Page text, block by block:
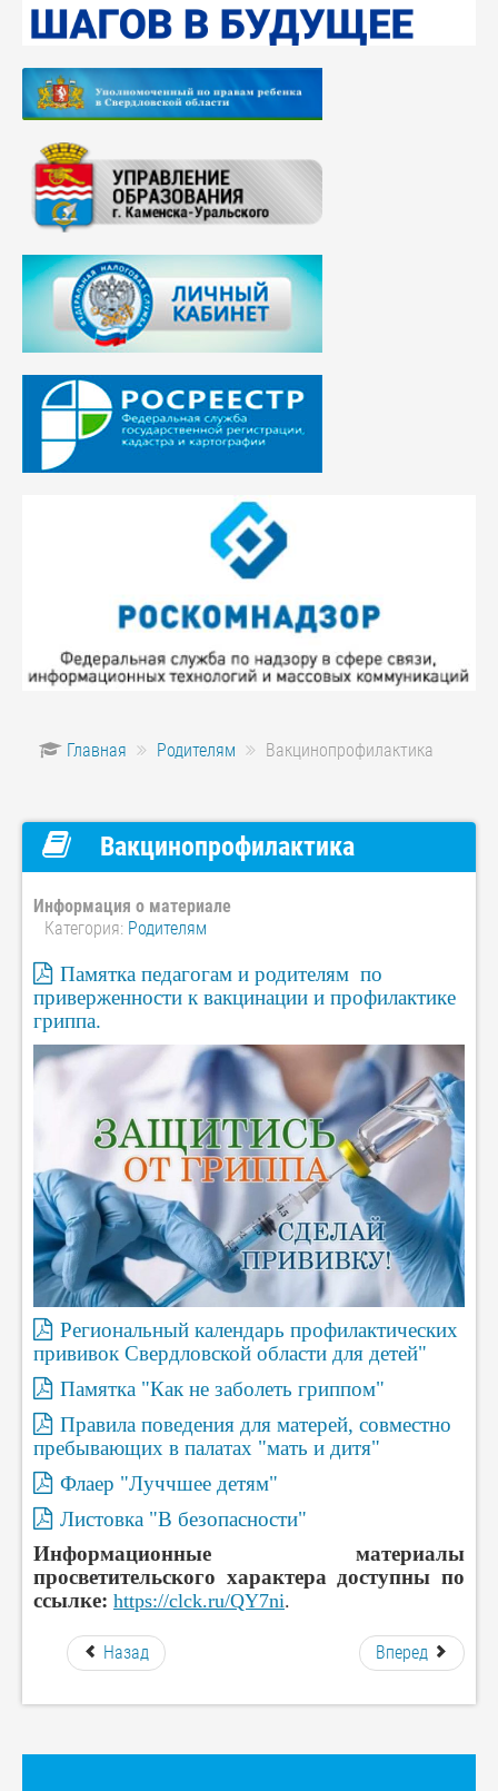
Главная Родителям Вакцинопрофилактика
Вакцинопрофилактика
Информация о материале
Категория: Родителям
Памятка педагогам и родителям по
приверженности к вакцинации и профилактике
гриппа.
Региональный календарь профилактических
прививок Свердловской области для детей"
Памятка "Как не заболеть гриппом"
Правила поведения для матерей, совместно
пребывающих в палатах "мать и дитя"
Флаер "Луччшее детям"
Листовка "В безопасности"
Информационные материалы
просветительского характера доступны по
ссылке: https://clck.ru/QY7ni.
Назад Вперед